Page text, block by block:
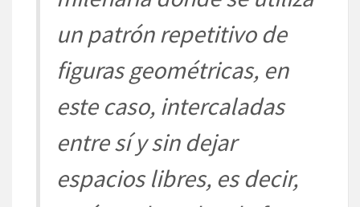
unpatrónrepetitivode
figurasgeométricas, en
este caso, intercaladas
entresí y sin dejar
espacios libres, es decir,